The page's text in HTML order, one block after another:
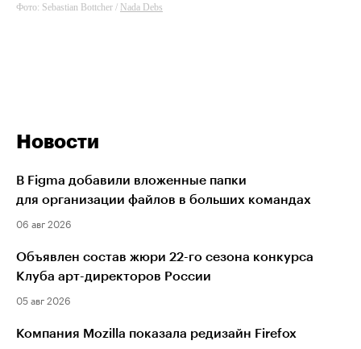
Фото: Sebastian Bottcher / Nada Debs
Новости
В Figma добавили вложенные папки
для организации файлов в больших командах
06 авг 2026
Объявлен состав жюри 22-го сезона конкурса
Клуба арт-директоров России
05 авг 2026
Компания Mozilla показала редизайн Firefox